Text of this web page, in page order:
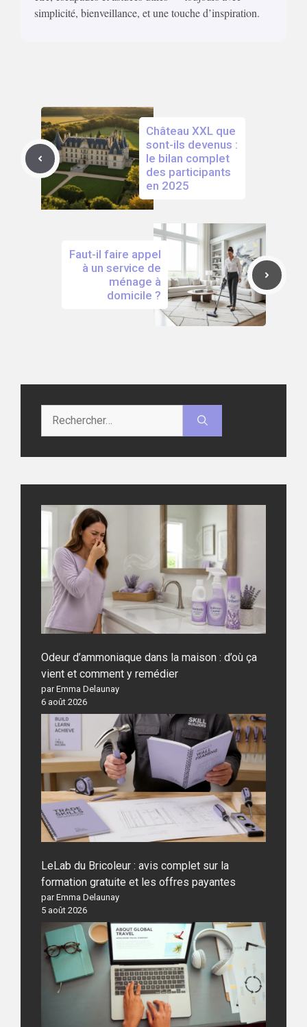
simplicité, bienveillance, et une touche d’inspiration.
Château XXL que
sont-ils devenus :
le bilan complet
des participants
en 2025
Faut-il faire appel
à un service de
ménage à
domicile ?
Odeur d’ammoniaque dans la maison : d’où ça
vient et comment y remédier
par Emma Delaunay
6 août 2026
LeLab du Bricoleur : avis complet sur la
formation gratuite et les offres payantes
par Emma Delaunay
5 août 2026